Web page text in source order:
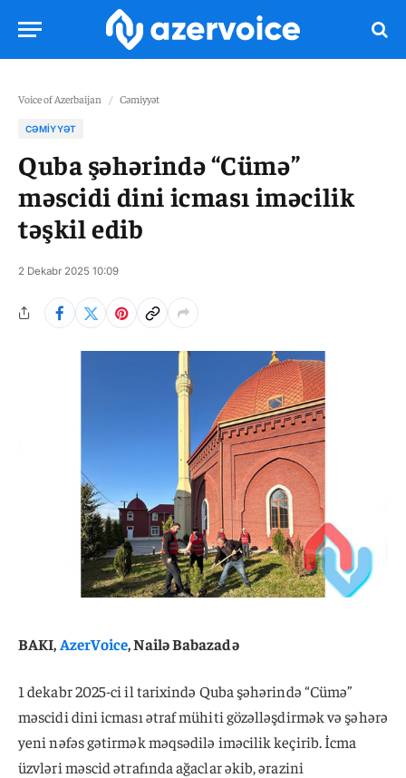
Voice of Azerbaijan / Cəmiyyət
CƏMIYYƏT
Quba şəhərində “Cümə”
məscidi dini icması iməcilik
təşkil edib
2 Dekabr 2025 10:09
BAKI,AzerVoice, Nailə Babazadə
1 dekabr 2025-ci il tarixində Quba şəhərində “Cümə”
məscidi dini icması ətraf mühiti gözəlləşdirmək və şəhərə
yeni nəfəs gətirmək məqsədilə iməcilik keçirib. İcma
üzvləri məscid ətrafında ağaclar əkib, ərazini